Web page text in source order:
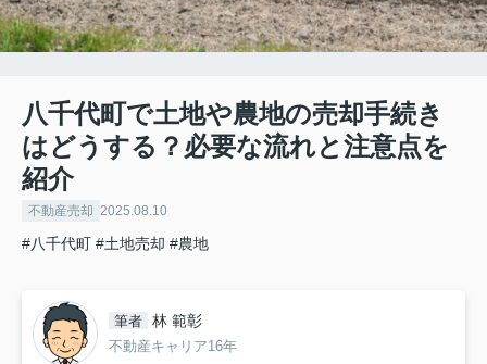
八千代町で土地や農地の売却手続き
はどうする？必要な流れと注意点を
紹介
不動産売却 2025.08.10
#八千代町 #土地売却 #農地
筆者 林 範彰
不動産キャリア16年